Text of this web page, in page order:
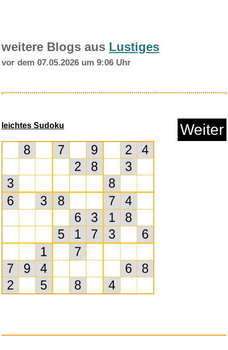
Made by Nami Surfer Fußb...
weitere Blogs aus Lustiges
vor dem 07.05.2026 um 9:06 Uhr
leichtes Sudoku Weiter